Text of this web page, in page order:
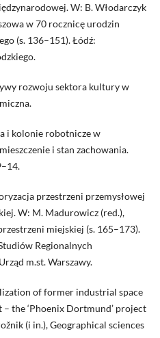
W: B. Włodarczyk
w 70 rocznicę urodzin
(s. 136–151). Łódź:
rozwoju sektora kultury w
i kolonie robotnicze w
i stan zachowania.
przestrzeni przemysłowej
W: M. Madurowicz (red.),
miejskiej (s. 165–173).
Regionalnych
m.st. Warszawy.
of former industrial space
the ‘Phoenix Dortmund’ project
(i in.), Geographical sciences